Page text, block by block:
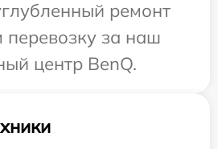
ремонт
за наш
центр BenQ.